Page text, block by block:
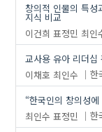
창의적 인물의 특성
지식 비교
이건희 표정민 최인
교사용 유아 리더십
이채호 최인수 한
“한국인의 창의성
최인수 표정민 한